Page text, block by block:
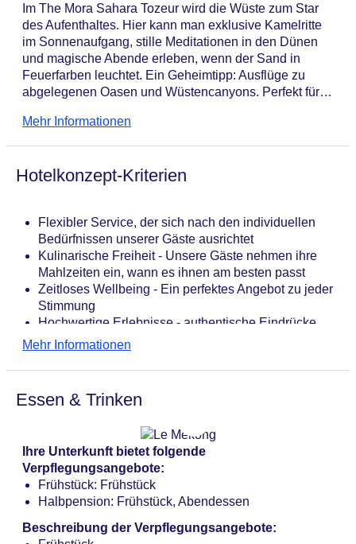
Kinderpool
Relaxpool „Relaxpool (Adults only)“: ab 18 Jahre,
Outdoor, Süßwasser, Thermalwasser, Liegen,
Sonnenschirme
Whirlpool: gegen Gebühr, Outdoor, Süßwasser,
Liegen, Sonnenschirme
Badetücher: ohne Gebühr
ohne Gebühr
Wäscheservice: gegen Gebühr
Zahlungsarten: TUI Card / VISA, MasterCard,
American Express
Haustier: Hund erlaubt: gegen Gebühr, Anfrage &
Reservierung notwendig, Katze erlaubt: gegen
Gebühr, Anfrage & Reservierung notwendig
Parkmöglichkeiten: Parkplatz (nach Verfügbarkeit),
bewacht: gegen Gebühr, Reservierung notwendig
klimatisierte Tagungsräume, Tagungsequipment:
gegen Gebühr
Landeskategorie: 5 Sterne
Im The Mora Sahara Tozeur wird die Wüste zum Star
des Aufenthaltes. Hier kann man exklusive Kamelritte
im Sonnenaufgang, stille Meditationen in den Dünen
und magische Abende erleben, wenn der Sand in
Feuerfarben leuchtet. Ein Geheimtipp: Ausflüge zu
abgelegenen Oasen und Wüstencanyons. Perfekt für
Ruhe suchen.
Mehr Informationen
Hotelkonzept-Kriterien
Flexibler Service, der sich nach den individuellen
Bedürfnissen unserer Gäste ausrichtet
Kulinarische Freiheit - Unsere Gäste nehmen ihre
Mahlzeiten ein, wann es ihnen am besten passt
Zeitloses Wellbeing - Ein perfektes Angebot zu jeder
Stimmung
Hochwertige Erlebnisse - authentische Eindrücke
der lokalen Kultur und Traditionen
Mehr Informationen
Essen & Trinken
Ihre Unterkunft bietet folgende
Verpflegungsangebote:
Frühstück: Frühstück
Halbpension: Frühstück, Abendessen
Beschreibung der Verpflegungsangebote: